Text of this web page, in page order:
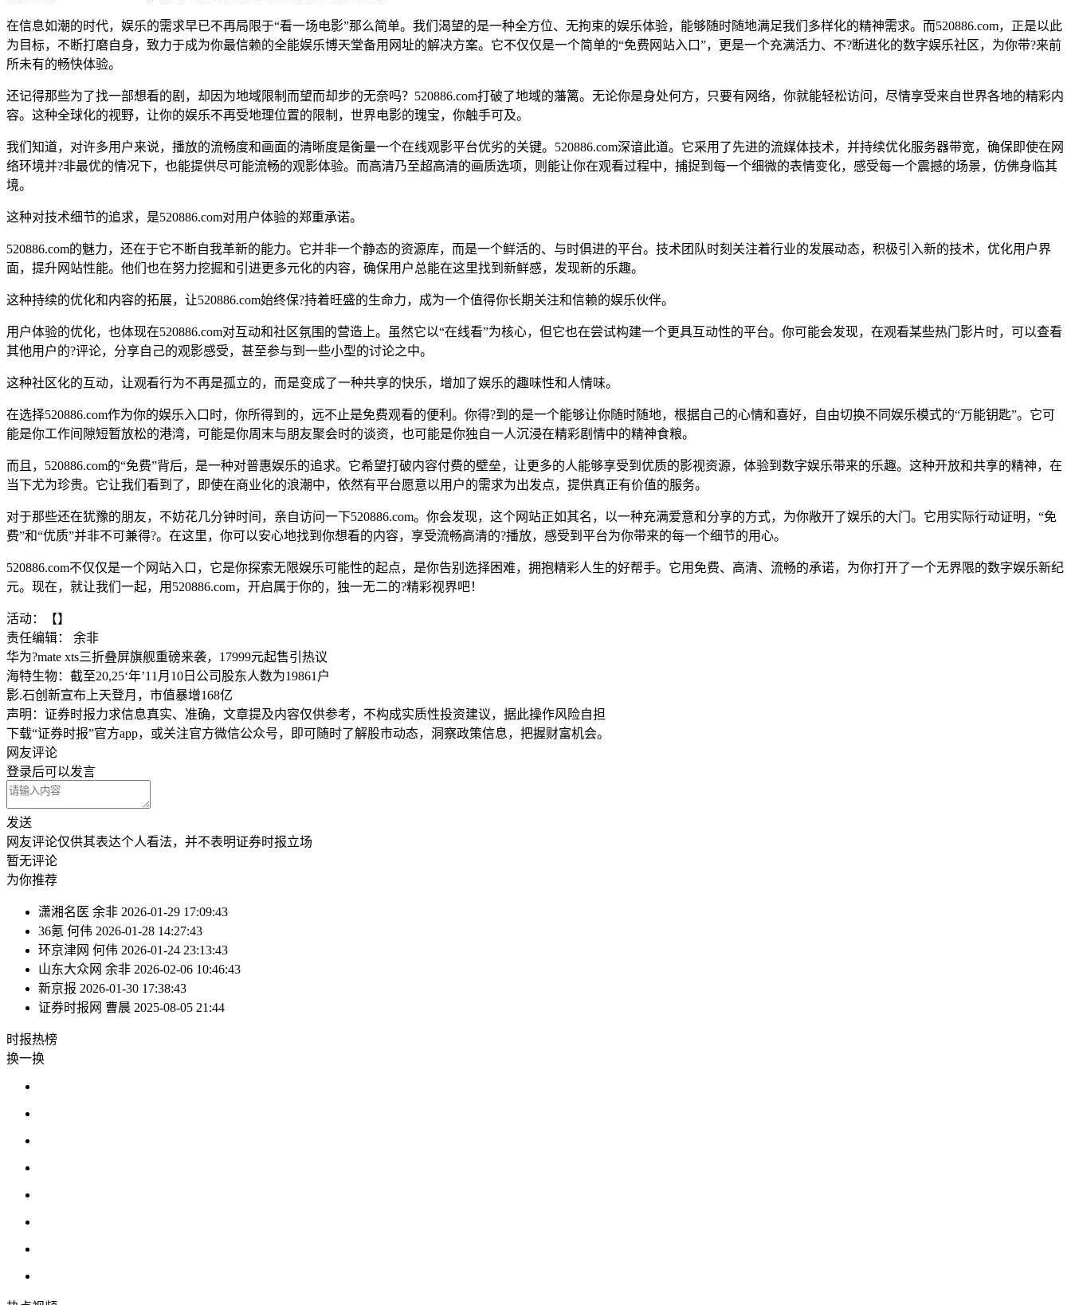
在信息如潮的时代，娱乐的需求早已不再局限于“看一场电影”那么简单。我们渴望的是一种全方位、无拘束的娱乐体验，能够随时随地满足我们多样化的精神需求。而520886.com，正是以此
为目标，不断打磨自身，致力于成为你最信赖的全能娱乐博天堂备用网址的解决方案。它不仅仅是一个简单的“免费网站入口”，更是一个充满活力、不?断进化的数字娱乐社区，为你带?来前
所未有的畅快体验。
还记得那些为了找一部想看的剧，却因为地域限制而望而却步的无奈吗？520886.com打破了地域的藩篱。无论你是身处何方，只要有网络，你就能轻松访问，尽情享受来自世界各地的精彩内
容。这种全球化的视野，让你的娱乐不再受地理位置的限制，世界电影的瑰宝，你触手可及。
我们知道，对许多用户来说，播放的流畅度和画面的清晰度是衡量一个在线观影平台优劣的关键。520886.com深谙此道。它采用了先进的流媒体技术，并持续优化服务器带宽，确保即使在网
络环境并?非最优的情况下，也能提供尽可能流畅的观影体验。而高清乃至超高清的画质选项，则能让你在观看过程中，捕捉到每一个细微的表情变化，感受每一个震撼的场景，仿佛身临其
境。
这种对技术细节的追求，是520886.com对用户体验的郑重承诺。
520886.com的魅力，还在于它不断自我革新的能力。它并非一个静态的资源库，而是一个鲜活的、与时俱进的平台。技术团队时刻关注着行业的发展动态，积极引入新的技术，优化用户界
面，提升网站性能。他们也在努力挖掘和引进更多元化的内容，确保用户总能在这里找到新鲜感，发现新的乐趣。
这种持续的优化和内容的拓展，让520886.com始终保?持着旺盛的生命力，成为一个值得你长期关注和信赖的娱乐伙伴。
用户体验的优化，也体现在520886.com对互动和社区氛围的营造上。虽然它以“在线看”为核心，但它也在尝试构建一个更具互动性的平台。你可能会发现，在观看某些热门影片时，可以查看
其他用户的?评论，分享自己的观影感受，甚至参与到一些小型的讨论之中。
这种社区化的互动，让观看行为不再是孤立的，而是变成了一种共享的快乐，增加了娱乐的趣味性和人情味。
在选择520886.com作为你的娱乐入口时，你所得到的，远不止是免费观看的便利。你得?到的是一个能够让你随时随地，根据自己的心情和喜好，自由切换不同娱乐模式的“万能钥匙”。它可
能是你工作间隙短暂放松的港湾，可能是你周末与朋友聚会时的谈资，也可能是你独自一人沉浸在精彩剧情中的精神食粮。
而且，520886.com的“免费”背后，是一种对普惠娱乐的追求。它希望打破内容付费的壁垒，让更多的人能够享受到优质的影视资源，体验到数字娱乐带来的乐趣。这种开放和共享的精神，在
当下尤为珍贵。它让我们看到了，即使在商业化的浪潮中，依然有平台愿意以用户的需求为出发点，提供真正有价值的服务。
对于那些还在犹豫的朋友，不妨花几分钟时间，亲自访问一下520886.com。你会发现，这个网站正如其名，以一种充满爱意和分享的方式，为你敞开了娱乐的大门。它用实际行动证明，“免
费”和“优质”并非不可兼得?。在这里，你可以安心地找到你想看的内容，享受流畅高清的?播放，感受到平台为你带来的每一个细节的用心。
520886.com不仅仅是一个网站入口，它是你探索无限娱乐可能性的起点，是你告别选择困难，拥抱精彩人生的好帮手。它用免费、高清、流畅的承诺，为你打开了一个无界限的数字娱乐新纪
元。现在，就让我们一起，用520886.com，开启属于你的，独一无二的?精彩视界吧！
活动：【】
责任编辑： 余非
华为?mate xts三折叠屏旗舰重磅来袭，17999元起售引热议
海特生物：截至20,25‘年’11月10日公司股东人数为19861户
影.石创新宣布上天登月，市值暴增168亿
声明：证券时报力求信息真实、准确，文章提及内容仅供参考，不构成实质性投资建议，据此操作风险自担
下载“证券时报”官方app，或关注官方微信公众号，即可随时了解股市动态，洞察政策信息，把握财富机会。
网友评论
登录后可以发言
发送
网友评论仅供其表达个人看法，并不表明证券时报立场
暂无评论
为你推荐
潇湘名医 余非 2026-01-29 17:09:43
36氪 何伟 2026-01-28 14:27:43
环京津网 何伟 2026-01-24 23:13:43
山东大众网 余非 2026-02-06 10:46:43
新京报 2026-01-30 17:38:43
证券时报网 曹晨 2025-08-05 21:44
时报热榜
换一换